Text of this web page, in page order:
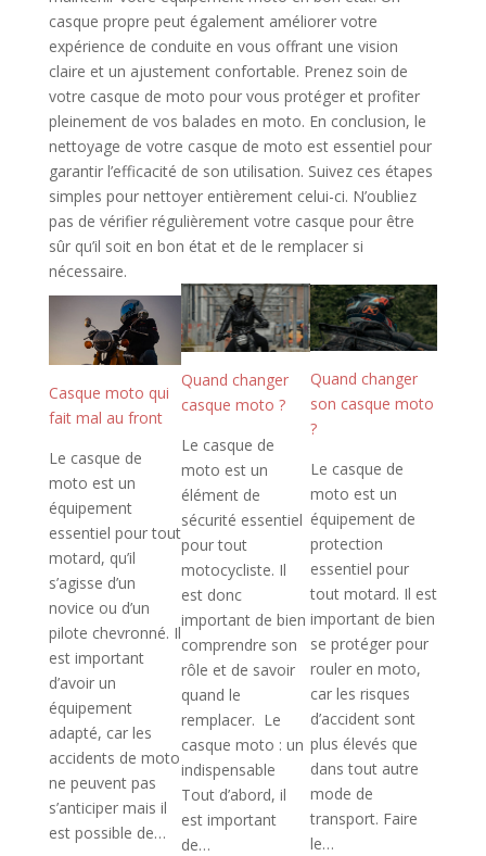
casque propre peut également améliorer votre
expérience de conduite en vous offrant une vision
claire et un ajustement confortable. Prenez soin de
votre casque de moto pour vous protéger et profiter
pleinement de vos balades en moto. En conclusion, le
nettoyage de votre casque de moto est essentiel pour
garantir l’efficacité de son utilisation. Suivez ces étapes
simples pour nettoyer entièrement celui-ci. N’oubliez
pas de vérifier régulièrement votre casque pour être
sûr qu’il soit en bon état et de le remplacer si
nécessaire.
Casque moto qui
fait mal au front
Le casque de
moto est un
équipement
essentiel pour tout
motard, qu’il
s’agisse d’un
novice ou d’un
pilote chevronné. Il
est important
d’avoir un
équipement
adapté, car les
accidents de moto
ne peuvent pas
s’anticiper mais il
est possible de…
Quand changer
casque moto ?
Le casque de
moto est un
élément de
sécurité essentiel
pour tout
motocycliste. Il
est donc
important de bien
comprendre son
rôle et de savoir
quand le
remplacer. Le
casque moto : un
indispensable
Tout d’abord, il
est important
de…
Quand changer
son casque moto
?
Le casque de
moto est un
équipement de
protection
essentiel pour
tout motard. Il est
important de bien
se protéger pour
rouler en moto,
car les risques
d’accident sont
plus élevés que
dans tout autre
mode de
transport. Faire
le…